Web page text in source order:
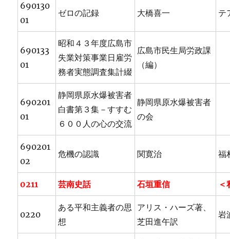
690130
01
ゼロの記録 大橋喜一 テ
690133
01
昭和４３年度広島市
失業対策事業日雇労
務者実態調査集計綴
広島市民生局労政課
（編）
690201
01
静岡県原水爆被害者
白書第３集－すすむ
６００人の心の交流
静岡県原水爆被害者
の会
690201
02
危機の認識 関寛治 福
0211 芸南史話 石垣重信 ＜
0220
ある平和主義者の思
想
アリス・ハーズ著、
芝田進午訳
岩